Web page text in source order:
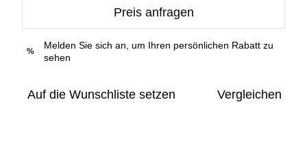
Preis anfragen
%
Melden Sie sich an, um Ihren persönlichen Rabatt zu
sehen
Auf die Wunschliste setzen Vergleichen